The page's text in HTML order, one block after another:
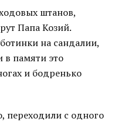
штанов,
Папа Козий.
на сандалии,
в памяти это
и бодренько
переходили с одного